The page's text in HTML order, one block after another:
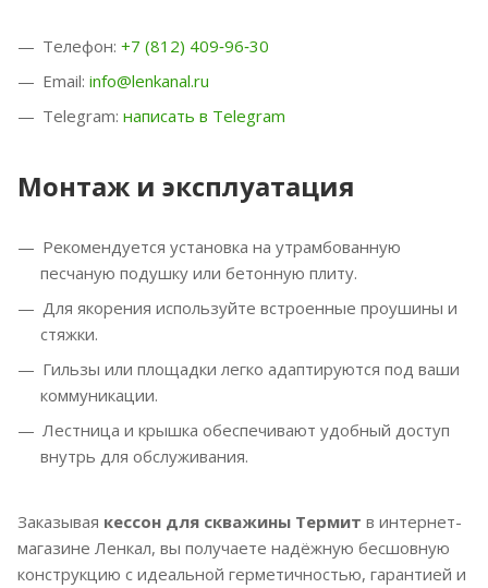
Телефон: +7 (812) 409‑96‑30
Email: info@lenkanal.ru
Telegram: написать в Telegram
Монтаж и эксплуатация
Рекомендуется установка на утрамбованную
песчаную подушку или бетонную плиту.
Для якорения используйте встроенные проушины и
стяжки.
Гильзы или площадки легко адаптируются под ваши
коммуникации.
Лестница и крышка обеспечивают удобный доступ
внутрь для обслуживания.
Заказывая кессон для скважины Термит в интернет-
магазине Ленкал, вы получаете надёжную бесшовную
конструкцию с идеальной герметичностью, гарантией и